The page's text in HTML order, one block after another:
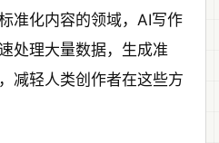
准化内容的领域，AI写作
处理大量数据，生成准
减轻人类创作者在这些方